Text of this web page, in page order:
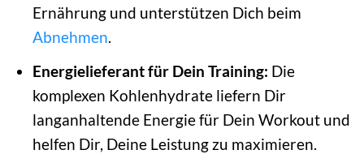
Ernährung und unterstützen Dich beim
Abnehmen.
Energielieferant für Dein Training: Die
komplexen Kohlenhydrate liefern Dir
langanhaltende Energie für Dein Workout und
helfen Dir, Deine Leistung zu maximieren.